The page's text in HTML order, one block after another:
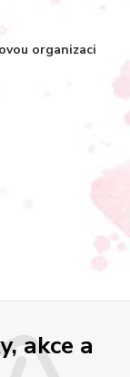
organizaci
akce a